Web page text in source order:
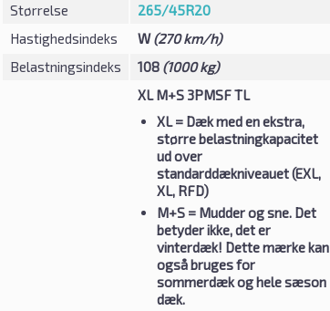
Størrelse
265/45R20
Hastighedsindeks
W(270 km/h)
Belastningsindeks
108 (1000 kg)
XL M+S 3PMSF TL
XL= Dæk med en ekstra,
større belastningkapacitet
ud over
standarddækniveauet (EXL,
XL, RFD)
M+S= Mudder og sne. Det
betyder ikke, det er
vinterdæk! Dette mærke kan
også bruges for
sommerdæk og hele sæson
dæk.